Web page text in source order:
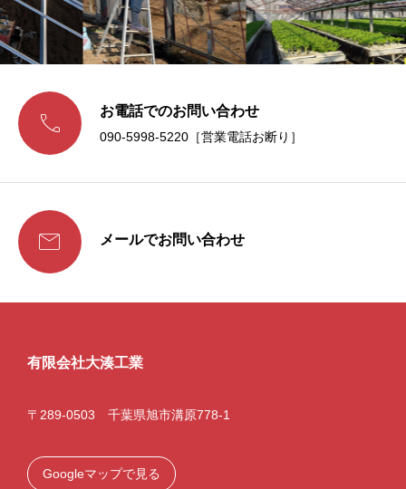
 お電話でのお問い合わせ
090-5998-5220［営業電話お断り］
 メールでお問い合わせ
有限会社大湊工業
〒289-0503 千葉県旭市溝原778-1
Googleマップで見る